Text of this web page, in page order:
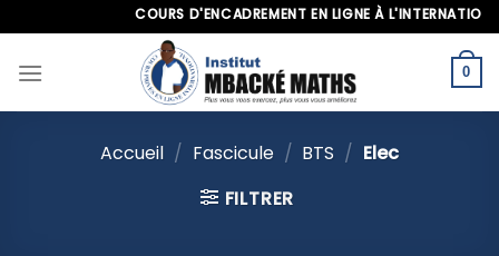
to
content
COURS D'ENCADREMENT EN LIGNE À
0
Accueil / Fascicule / BTS / Elec
FILTRER